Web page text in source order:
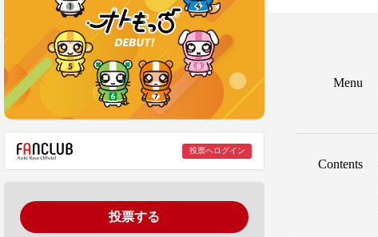
投票へログイン
投票する
Menu
Contents